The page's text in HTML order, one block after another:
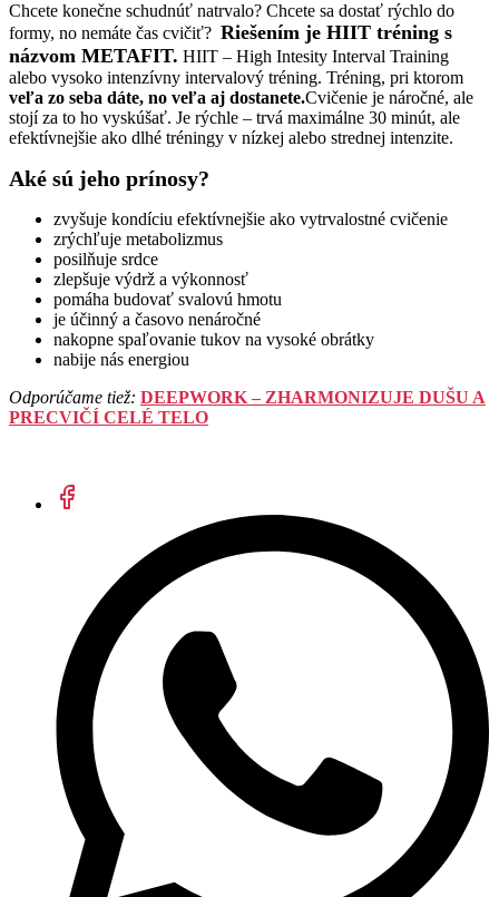
Chcete konečne schudnúť natrvalo? Chcete sa dostať rýchlo do
formy, no nemáte čas cvičiť? Riešením je HIIT tréning s
názvom METAFIT. HIIT – High Intesity Interval Training
alebo vysoko intenzívny intervalový tréning. Tréning, pri ktorom
veľa zo seba dáte, no veľa aj dostanete.Cvičenie je náročné, ale
stojí za to ho vyskúšať. Je rýchle – trvá maximálne 30 minút, ale
efektívnejšie ako dlhé tréningy v nízkej alebo strednej intenzite.
Aké sú jeho prínosy?
zvyšuje kondíciu efektívnejšie ako vytrvalostné cvičenie
zrýchľuje metabolizmus
posilňuje srdce
zlepšuje výdrž a výkonnosť
pomáha budovať svalovú hmotu
je účinný a časovo nenáročné
nakopne spaľovanie tukov na vysoké obrátky
nabije nás energiou
Odporúčame tiež: DEEPWORK – ZHARMONIZUJE DUŠU A
PRECVIČÍ CELÉ TELO